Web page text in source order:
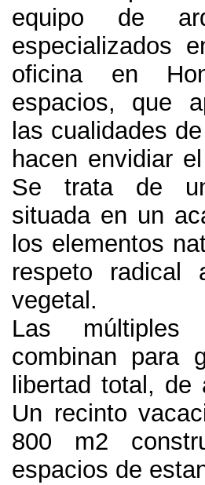
equipo de
especializados
oficina en
espacios, que
las cualidades
hacen envidiar
Se trata de
situada en un
los elementos
respeto radical
vegetal .
Las múltiples
combinan para
libertad total , de
Un recinto
800 m2
espacios de